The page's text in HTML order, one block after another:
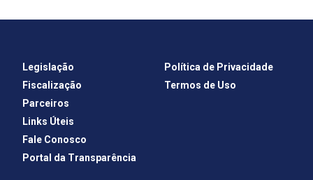
Legislação
Fiscalização
Parceiros
Links Úteis
Fale Conosco
Portal da Transparência
Política de Privacidade
Termos de Uso